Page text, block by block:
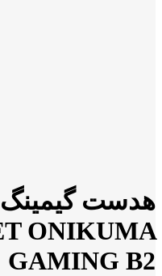
هدست گیمینگ
ONIKUMA
GAMING B2